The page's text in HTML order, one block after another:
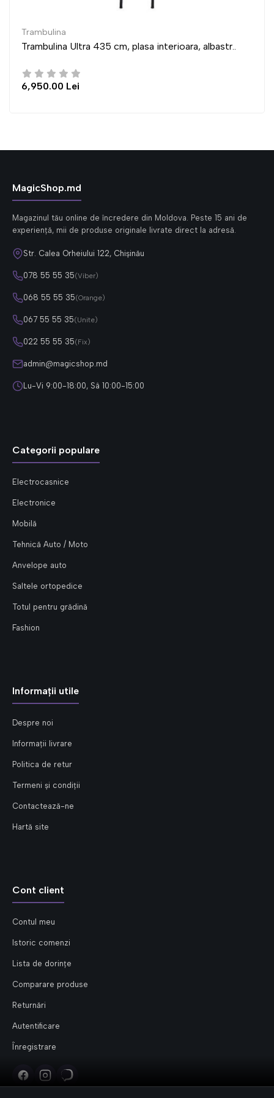
Trambulina
Trambulina Ultra 435 cm, plasa interioara, albastr..
6,950.00 Lei
MagicShop.md
Magazinul tău online de încredere din Moldova. Peste 15 ani de
experiență, mii de produse originale livrate direct la adresă.
Str. Calea Orheiului 122, Chișinău
078 55 55 35(Viber)
068 55 55 35(Orange)
067 55 55 35(Unite)
022 55 55 35(Fix)
admin@magicshop.md
Lu-Vi 9:00-18:00, Sâ 10:00-15:00
Categorii populare
Electrocasnice
Electronice
Mobilă
Tehnică Auto / Moto
Anvelope auto
Saltele ortopedice
Totul pentru grădină
Fashion
Informații utile
Despre noi
Informații livrare
Politica de retur
Termeni și condiții
Contactează-ne
Hartă site
Cont client
Contul meu
Istoric comenzi
Lista de dorințe
Comparare produse
Returnări
Autentificare
Înregistrare